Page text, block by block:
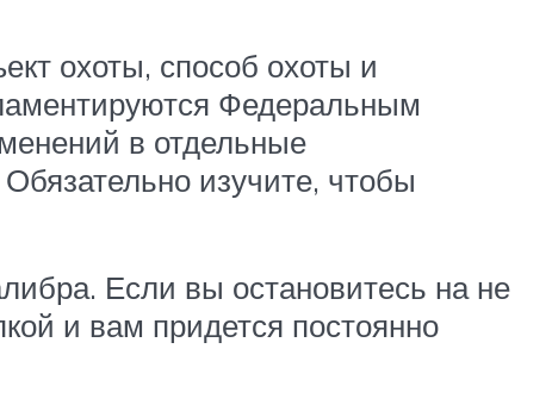
охоты, способ охоты и
Федеральным
в отдельные
изучите, чтобы
Если вы остановитесь на не
и вам придется постоянно